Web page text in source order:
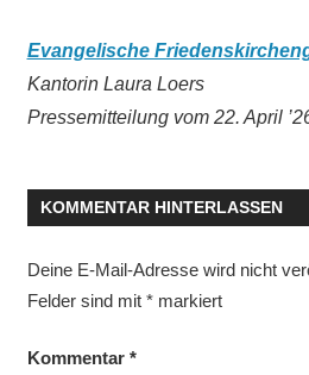
Evangelische
Kantorin Laura Loers
Pressemitteilung vom 22. April
KOMMENTAR HINTERLASSEN
Deine E-Mail-Adresse wird nicht
Felder sind mit *markiert
Kommentar *